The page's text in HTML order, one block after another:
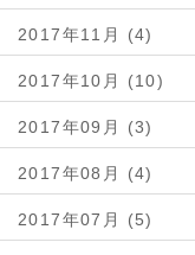
2017年11月 (4)
2017年10月 (10)
2017年09月 (3)
2017年08月 (4)
2017年07月 (5)